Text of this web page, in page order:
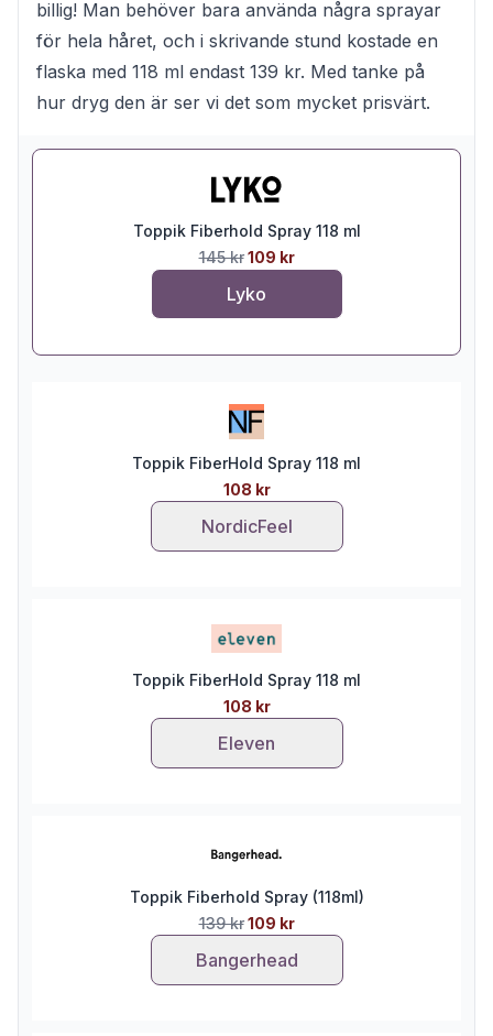
billig! Man behöver bara använda några sprayar
för hela håret, och i skrivande stund kostade en
flaska med 118 ml endast 139 kr. Med tanke på
hur dryg den är ser vi det som mycket prisvärt.
Toppik Fiberhold Spray 118 ml
145 kr 109 kr
Lyko
Toppik FiberHold Spray 118 ml
108 kr
NordicFeel
Toppik FiberHold Spray 118 ml
108 kr
Eleven
Toppik Fiberhold Spray (118ml)
139 kr 109 kr
Bangerhead